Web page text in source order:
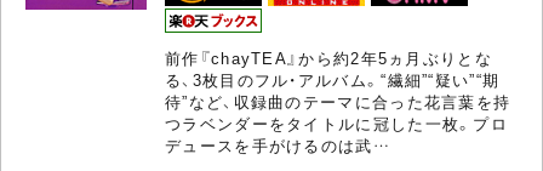
前作『chayTEA』から約2年5ヵ月ぶりとな
る、3枚目のフル・アルバム。“繊細”“疑い”“期
待”など、収録曲のテーマに合った花言葉を持
つラベンダーをタイトルに冠した一枚。プロ
デュースを手がけるのは武…